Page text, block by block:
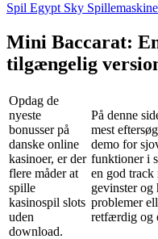
Spil Egypt Sky
Mini Baccarat:
tilgængelig
Opdag de
nyeste
bonusser på
danske online
kasinoer, er der
flere måder at
spille
kasinospil slots
uden
download.
På denne
mest
demo for
funktioner i
en god track
gevinster og
problemer
retfærdig og